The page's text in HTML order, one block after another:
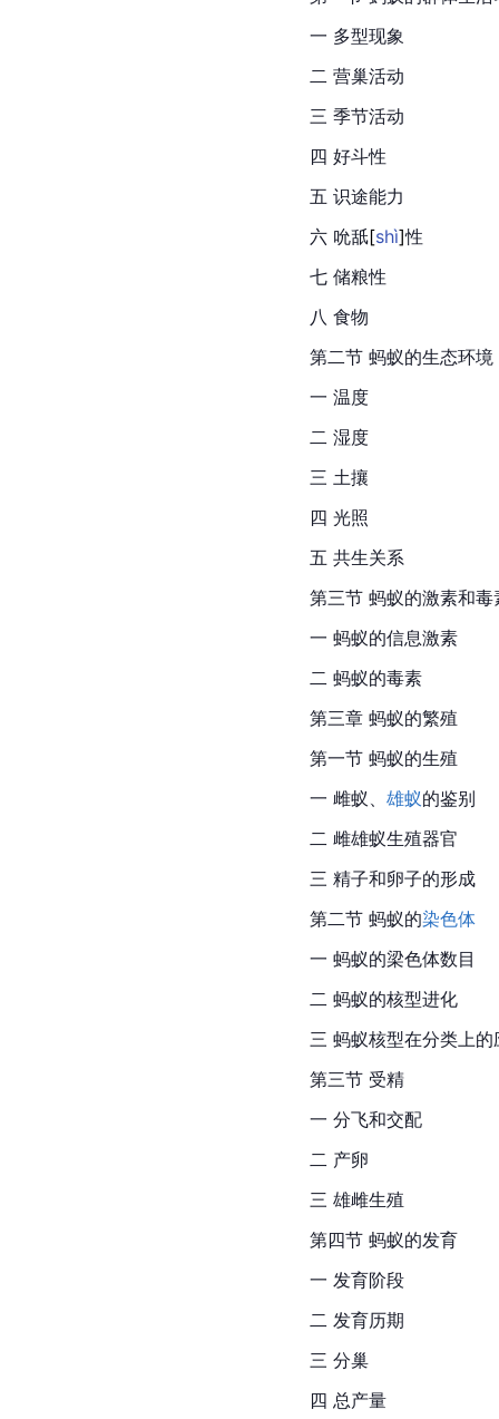
一 多型现象
二 营巢活动
三 季节活动
四 好斗性
五 识途能力
六 吮舐[shì]性
七 储粮性
八 食物
第二节 蚂蚁的生态环境
一 温度
二 湿度
三 土攘
四 光照
五 共生关系
第三节 蚂蚁的激素和毒
一 蚂蚁的信息激素
二 蚂蚁的毒素
第三章 蚂蚁的繁殖
第一节 蚂蚁的生殖
一 雌蚁、 雄蚁的鉴别
二 雌雄蚁生殖器官
三 精子和卵子的形成
第二节 蚂蚁的染色体
一 蚂蚁的梁色体数目
二 蚂蚁的核型进化
三 蚂蚁核型在分类上的
第三节 受精
一 分飞和交配
二 产卵
三 雄雌生殖
第四节 蚂蚁的发育
一 发育阶段
二 发育历期
三 分巢
四 总产量